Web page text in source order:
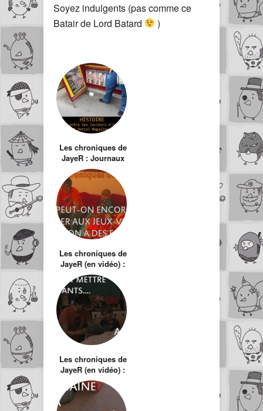
Soyez indulgents (pas comme ce
Batair de Lord Batard
)
Les chroniques de
JayeR : Journaux
pornographiques à
hauteur d’enfants
Les chroniques de
JayeR (en vidéo) :
Peut-on encore
jouer aux jeux-
vidéo quand on a
des enfants ?
Les chroniques de
JayeR (en vidéo) :
Comment mettre
ses enfants au lit ?